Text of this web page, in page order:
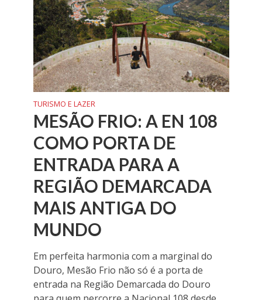
TURISMO E LAZER
MESÃO FRIO: A EN 108
COMO PORTA DE
ENTRADA PARA A
REGIÃO DEMARCADA
MAIS ANTIGA DO
MUNDO
Em perfeita harmonia com a marginal do
Douro, Mesão Frio não só é a porta de
entrada na Região Demarcada do Douro